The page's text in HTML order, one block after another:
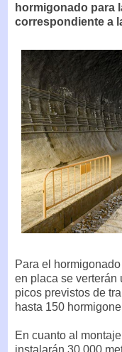
hormigonado para
correspondiente a
Para el
en placa se verterán
picos previstos de
hasta 150
En cuanto al
instalarán 30.000